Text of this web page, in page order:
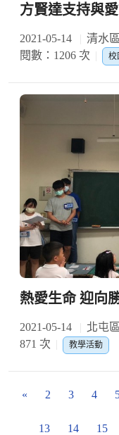
方賢達支持與
2021-05-14 清水
閱數：1206 次
校
熱愛生命 迎向
2021-05-14 北屯
871 次
教學活動
« 2 3 4
13 14 15